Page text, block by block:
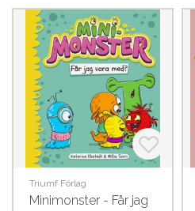
Triumf Förlag
Minimonster - Får jag